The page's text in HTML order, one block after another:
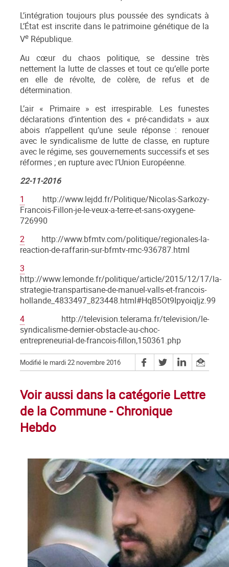
L’intégration toujours plus poussée des syndicats à
L’État est inscrite dans le patrimoine génétique de la
Ve République.
Au cœur du chaos politique, se dessine très
nettement la lutte de classes et tout ce qu’elle porte
en elle de révolte, de colère, de refus et de
détermination.
L’air « Primaire » est irrespirable. Les funestes
déclarations d’intention des « pré-candidats » aux
abois n’appellent qu’une seule réponse : renouer
avec le syndicalisme de lutte de classe, en rupture
avec le régime, ses gouvernements successifs et ses
réformes ; en rupture avec l’Union Européenne.
22-11-2016
1
http://www.lejdd.fr/Politique/Nicolas-Sarkozy-
Francois-Fillon-je-le-veux-a-terre-et-sans-oxygene-
726990
2 http://www.bfmtv.com/politique/regionales-la-
reaction-de-raffarin-sur-bfmtv-rmc-936787.html
3
http://www.lemonde.fr/politique/article/2015/12/17/la-
strategie-transpartisane-de-manuel-valls-et-francois-
hollande_4833497_823448.html#HqB5Ot9Ipyoiqljz.99
4 http://television.telerama.fr/television/le-
syndicalisme-dernier-obstacle-au-choc-
entrepreneurial-de-francois-fillon,150361.php
Modifié le mardi 22 novembre 2016
Voir aussi dans la catégorie Lettre
de la Commune - Chronique
Hebdo